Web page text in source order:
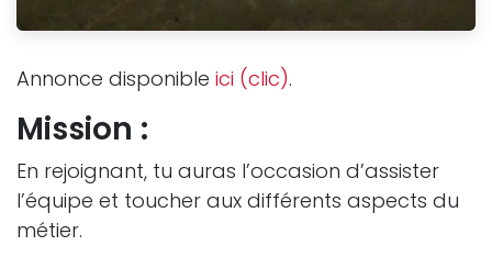
Annonce disponible ici (clic).
Mission :
En rejoignant, tu auras l’occasion d’assister
l’équipe et toucher aux différents aspects du
métier.